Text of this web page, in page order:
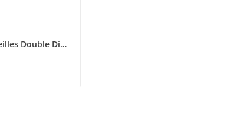
Boucles d'Oreilles Double Disque Effet Crépis...